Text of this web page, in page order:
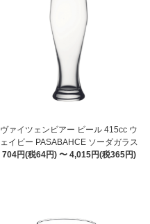
ヴァイツェンビアー ビール 415cc ウ
ェイビー PASABAHCE ソーダガラス
704円(税64円) 〜 4,015円(税365円)